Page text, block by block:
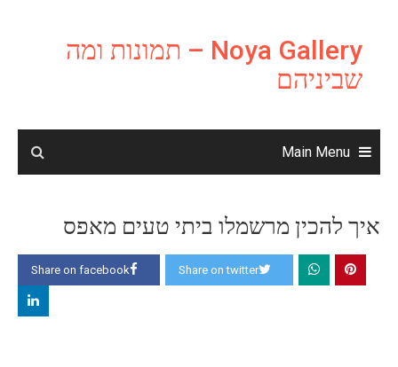
content
Noya Gallery – תמונות ומה
שביניהם
Main Menu
איך להכין מרשמלו ביתי טעים מאפס
Share on facebook Share on twitter